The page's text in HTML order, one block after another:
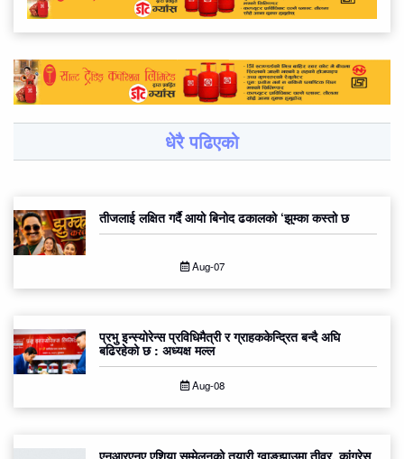
धेरै पढिएको
तीजलाई लक्षित गर्दै आयो बिनोद ढकालको ‘झुम्का कस्तो छ
Aug-07
प्रभु इन्स्योरेन्स प्रविधिमैत्री र ग्राहककेन्द्रित बन्दै अघि
बढिरहेको छ : अध्यक्ष मल्ल
Aug-08